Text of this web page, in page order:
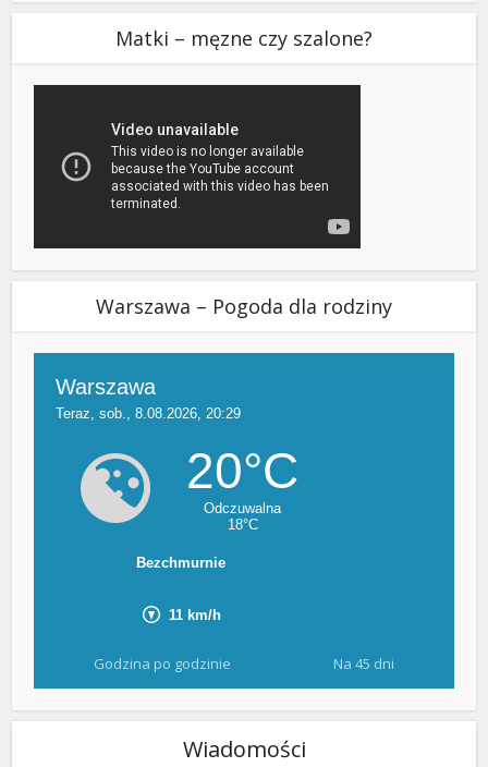
Matki – męzne czy szalone?
Warszawa – Pogoda dla rodziny
Godzina po godzinie Na 45 dni
Wiadomości